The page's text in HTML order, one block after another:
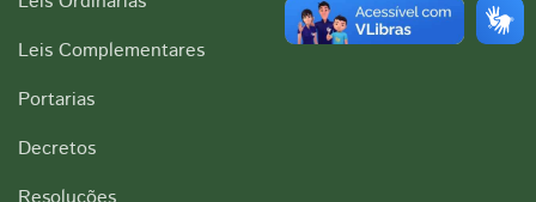
Leis Complementares
Portarias
Decretos